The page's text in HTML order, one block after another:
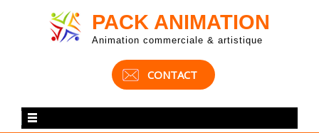
PACK ANIMATION
Animation commerciale & artistique
CONTACT